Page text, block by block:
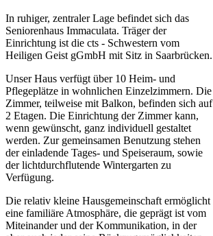
In ruhiger, zentraler Lage befindet sich das
Seniorenhaus Immaculata. Träger der
Einrichtung ist die cts - Schwestern vom
Heiligen Geist gGmbH mit Sitz in Saarbrücken.
Unser Haus verfügt über 10 Heim- und
Pflegeplätze in wohnlichen Einzelzimmern. Die
Zimmer, teilweise mit Balkon, befinden sich auf
2 Etagen. Die Einrichtung der Zimmer kann,
wenn gewünscht, ganz individuell gestaltet
werden. Zur gemeinsamen Benutzung stehen
der einladende Tages- und Speiseraum, sowie
der lichtdurchflutende Wintergarten zu
Verfügung.
Die relativ kleine Hausgemeinschaft ermöglicht
eine familiäre Atmosphäre, die geprägt ist vom
Miteinander und der Kommunikation, in der